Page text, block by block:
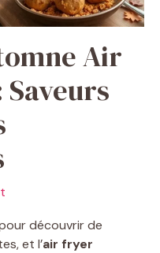
Air
découvrir de
et l’air fryer